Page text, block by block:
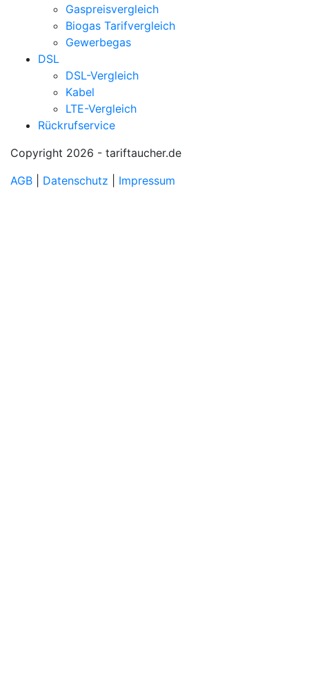
Gaspreisvergleich
Biogas Tarifvergleich
Gewerbegas
DSL
DSL-Vergleich
Kabel
LTE-Vergleich
Rückrufservice
Copyright 2026 - tariftaucher.de
AGB
Datenschutz Impressum